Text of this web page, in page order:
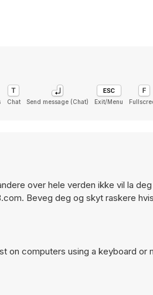
Chat Send message (Chat) Exit/Menu
over hele verden ikke vil la
Beveg deg og skyt raskere
on computers using a keyboard or